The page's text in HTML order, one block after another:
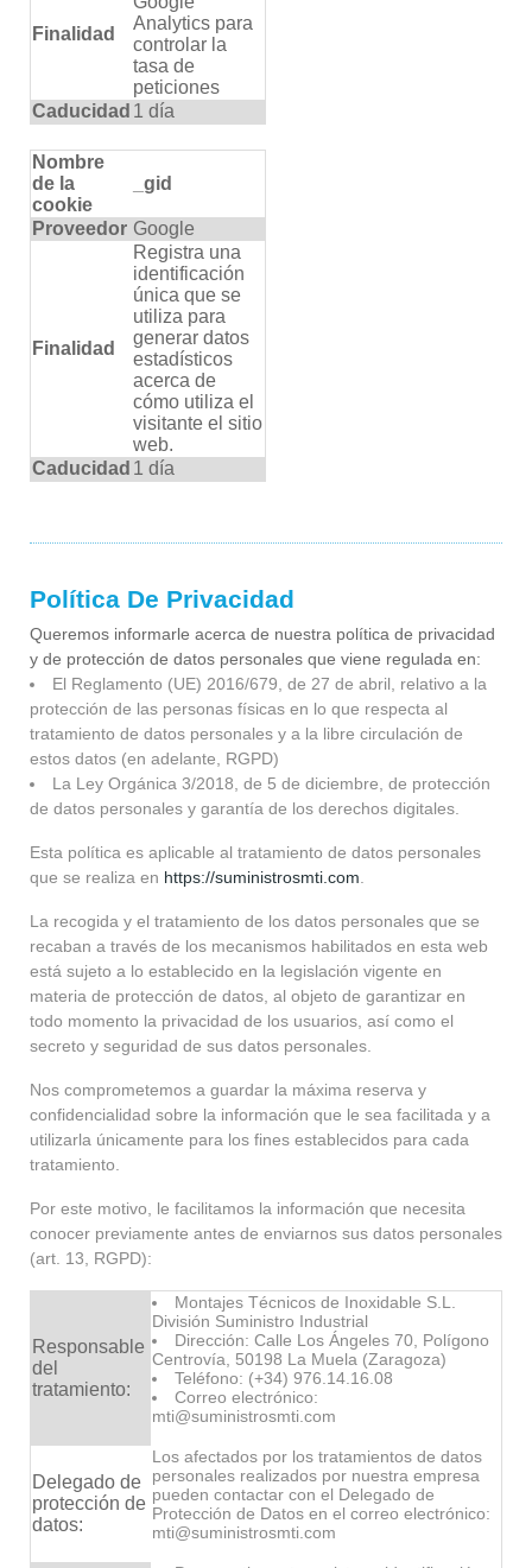
Finalidad
Analytics para
controlar la
tasa de
peticiones
Caducidad 1 día
Nombre
de la
cookie
_gid
Proveedor Google
Finalidad
Registra una
identificación
única que se
utiliza para
generar datos
estadísticos
acerca de
cómo utiliza el
visitante el sitio
web.
Caducidad 1 día
Política De Privacidad
Queremos informarle acerca de nuestra política de privacidad
y de protección de datos personales que viene regulada en:
El Reglamento (UE) 2016/679, de 27 de abril, relativo a la
protección de las personas físicas en lo que respecta al
tratamiento de datos personales y a la libre circulación de
estos datos (en adelante, RGPD)
La Ley Orgánica 3/2018, de 5 de diciembre, de protección
de datos personales y garantía de los derechos digitales.
Esta política es aplicable al tratamiento de datos personales
que se realiza en https://suministrosmti.com
La recogida y el tratamiento de los datos personales que se
recaban a través de los mecanismos habilitados en esta web
está sujeto a lo establecido en la legislación vigente en
materia de protección de datos, al objeto de garantizar en
todo momento la privacidad de los usuarios, así como el
secreto y seguridad de sus datos personales.
Nos comprometemos a guardar la máxima reserva y
confidencialidad sobre la información que le sea facilitada y a
utilizarla únicamente para los fines establecidos para cada
tratamiento.
Por este motivo, le facilitamos la información que necesita
conocer previamente antes de enviarnos sus datos personales
(art. 13, RGPD):
Responsable
del
tratamiento:
Montajes Técnicos de Inoxidable S.L.
División Suministro Industrial
Dirección: Calle Los Ángeles 70, Polígono
Centrovía, 50198 La Muela (Zaragoza)
Teléfono: (+34) 976.14.16.08
Correo electrónico:
mti@suministrosmti.com
Delegado de
protección de
datos:
Los afectados por los tratamientos de datos
personales realizados por nuestra empresa
pueden contactar con el Delegado de
Protección de Datos en el correo electrónico:
mti@suministrosmti.com